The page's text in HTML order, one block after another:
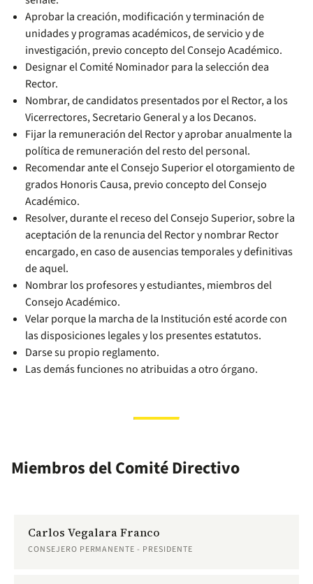
Aprobar la creación, modificación y terminación de
unidades y programas académicos, de servicio y de
investigación, previo concepto del Consejo Académico.
Designar el Comité Nominador para la selección dea
Rector.
Nombrar, de candidatos presentados por el Rector, a los
Vicerrectores, Secretario General y a los Decanos.
Fijar la remuneración del Rector y aprobar anualmente la
política de remuneración del resto del personal.
Recomendar ante el Consejo Superior el otorgamiento de
grados Honoris Causa, previo concepto del Consejo
Académico.
Resolver, durante el receso del Consejo Superior, sobre la
aceptación de la renuncia del Rector y nombrar Rector
encargado, en caso de ausencias temporales y definitivas
de aquel.
Nombrar los profesores y estudiantes, miembros del
Consejo Académico.
Velar porque la marcha de la Institución esté acorde con
las disposiciones legales y los presentes estatutos.
Darse su propio reglamento.
Las demás funciones no atribuidas a otro órgano.
Miembros del Comité Directivo
Carlos Vegalara Franco
CONSEJERO PERMANENTE - PRESIDENTE